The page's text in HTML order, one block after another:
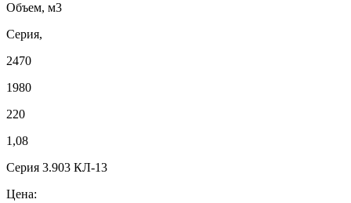
Объем, м3
Серия,
2470
1980
220
1,08
Серия 3.903 КЛ-13
Цена: